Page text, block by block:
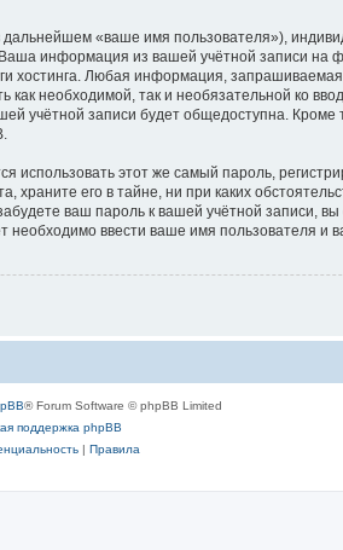
«ваше имя пользователя»),
информация из вашей учётной записи
хостинга. Любая информация,
необходимой, так и необязательной ко
записи будет общедоступна. Кроме
этот же самый пароль,
его в тайне, ни при каких
ваш пароль к вашей учётной записи,
ввести ваше имя пользователя и
® Forum Software © phpBB Limited
поддержка phpBB
| Правила